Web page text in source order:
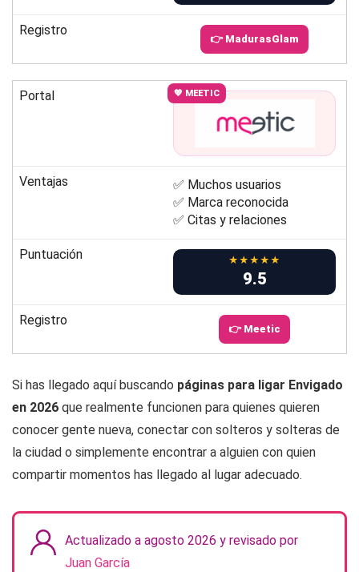
Registro
👉 MadurasGlam
Portal 💖 MEETIC
Ventajas
✅ Muchos usuarios
✅ Marca reconocida
✅ Citas y relaciones
Puntuación ★★★★★
9.5
Registro
👉 Meetic
Si has llegado aquí buscando páginas para ligar Envigado
en 2026 que realmente funcionen para quienes quieren
conocer gente nueva, conectar con solteros y solteras de
la ciudad o simplemente encontrar a alguien con quien
compartir momentos has llegado al lugar adecuado.
Actualizado a agosto 2026 y revisado por
Juan García